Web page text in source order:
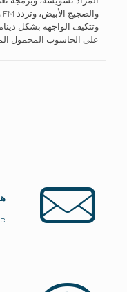
وتتكيف الواجهة بشكل
على الحاسوب المحمول